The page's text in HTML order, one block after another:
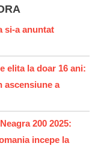
si-a anuntat
elita la doar 16 ani:
ascensiune a
200 2025:
incepe la